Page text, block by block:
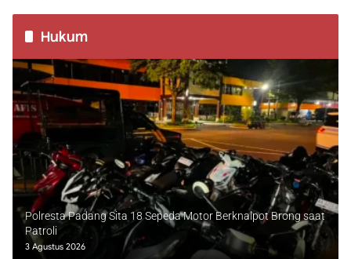
Hukum
Polresta Padang Sita 18 Sepeda Motor Berknalpot Brong saat
Patroli
3 Agustus 2026